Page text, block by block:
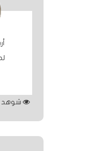
شوهد